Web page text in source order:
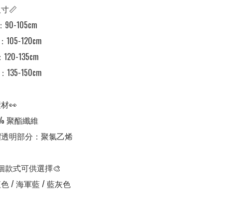
📏
90-105cm
105-120cm
120-135cm
135-150cm
👀
聚酯纖維
明部分：聚氯乙烯
款式可供選擇🎨
/ 海軍藍 / 藍灰色